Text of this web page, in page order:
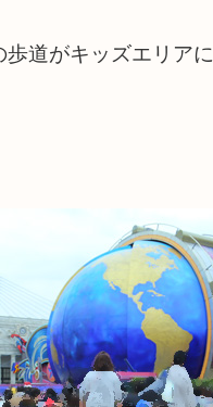
道がキッズエリア